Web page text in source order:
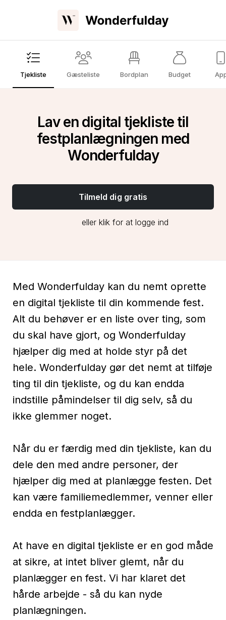
Tjekliste Gæsteliste Bordplan Budget
Lav en digital tjekliste til
festplanlægningen med
Wonderfulday
Tilmeld dig gratis
eller klik for at logge ind
Med Wonderfulday kan du nemt oprette
en digital tjekliste til din kommende fest.
Alt du behøver er en liste over ting, som
du skal have gjort, og Wonderfulday
hjælper dig med at holde styr på det
hele. Wonderfulday gør det nemt at tilføje
ting til din tjekliste, og du kan endda
indstille påmindelser til dig selv, så du
ikke glemmer noget.
Når du er færdig med din tjekliste, kan du
dele den med andre personer, der
hjælper dig med at planlægge festen. Det
kan være familiemedlemmer, venner eller
endda en festplanlægger.
At have en digital tjekliste er en god måde
at sikre, at intet bliver glemt, når du
planlægger en fest. Vi har klaret det
hårde arbejde - så du kan nyde
planlægningen.